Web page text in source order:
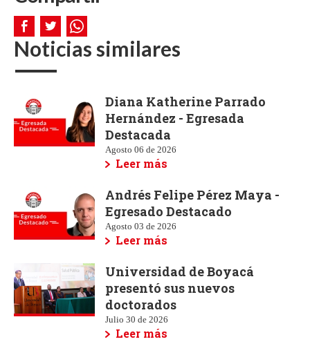
Noticias similares
Diana Katherine Parrado
Hernández - Egresada
Destacada
Agosto 06 de 2026
Leer más
Andrés Felipe Pérez Maya -
Egresado Destacado
Agosto 03 de 2026
Leer más
Universidad de Boyacá
presentó sus nuevos
doctorados
Julio 30 de 2026
Leer más